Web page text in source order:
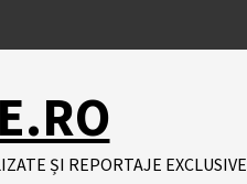
ȘI REPORTAJE EXCLUSIVE